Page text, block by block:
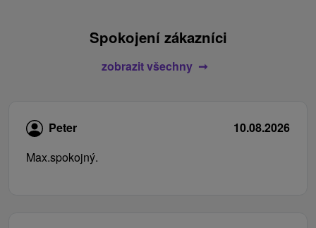
Spokojení zákazníci
zobrazit všechny
Peter
10.08.2026
Max.spokojný.